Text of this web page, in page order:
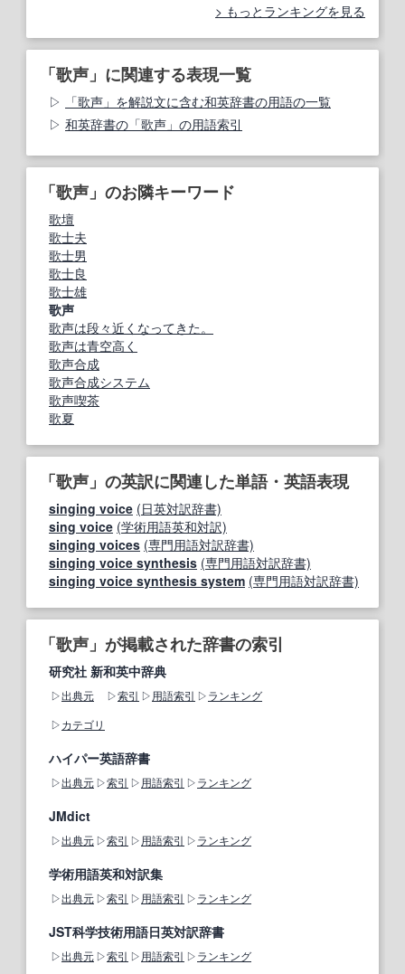
もっとランキングを見る
「歌声」に関連する表現一覧
「歌声」を解説文に含む和英辞書の用語の一覧
和英辞書の「歌声」の用語索引
「歌声」のお隣キーワード
歌壇
歌士夫
歌士男
歌士良
歌士雄
歌声
歌声は段々近くなってきた。
歌声は青空高く
歌声合成
歌声合成システム
歌声喫茶
歌夏
「歌声」の英訳に関連した単語・英語表現
singing voice (日英対訳辞書)
sing voice (学術用語英和対訳)
singing voices (専門用語対訳辞書)
singing voice synthesis (専門用語対訳辞書)
singing voice synthesis system (専門用語対訳辞書)
「歌声」が掲載された辞書の索引
研究社 新和英中辞典
出典元 索引 用語索引
ランキング
カテゴリ
ハイパー英語辞書
出典元 索引 用語索引 ランキング
JMdict
出典元 索引 用語索引 ランキング
学術用語英和対訳集
出典元 索引 用語索引 ランキング
JST科学技術用語日英対訳辞書
出典元 索引 用語索引 ランキング